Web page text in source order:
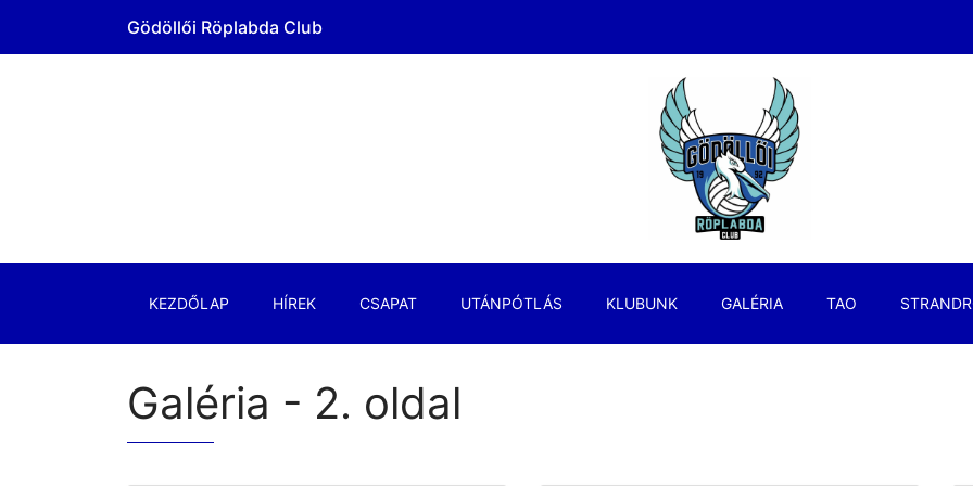
Gödöllői Röplabda Club
KEZDŐLAP HÍREK CSAPAT UTÁNPÓTLÁS KLUBUNK GALÉRIA TAO
Galéria - 2. oldal